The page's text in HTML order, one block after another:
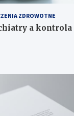
ZDROWOTNE
a kontrola